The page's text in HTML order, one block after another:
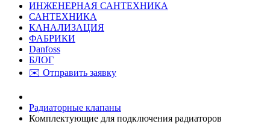
ИНЖЕНЕРНАЯ САНТЕХНИКА
САНТЕХНИКА
КАНАЛИЗАЦИЯ
ФАБРИКИ
Danfoss
БЛОГ
✉️ Отправить заявку
Радиаторные клапаны
Комплектующие для подключения радиаторов